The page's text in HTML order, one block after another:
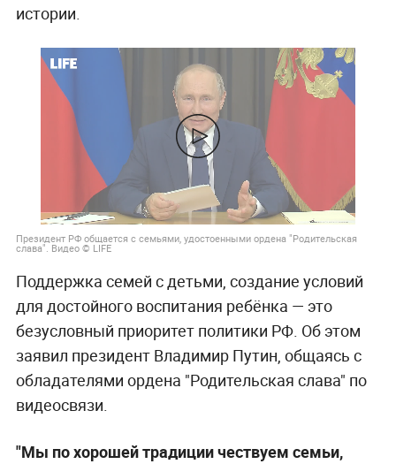
истории.
Президент РФ общается с семьями, удостоенными ордена "Родительская
слава". Видео © LIFE
Поддержка семей с детьми, создание условий
для достойного воспитания ребёнка — это
безусловный приоритет политики РФ. Об этом
заявил президент Владимир Путин, общаясь с
обладателями ордена "Родительская слава" по
видеосвязи.
"Мы по хорошей традиции чествуем семьи,